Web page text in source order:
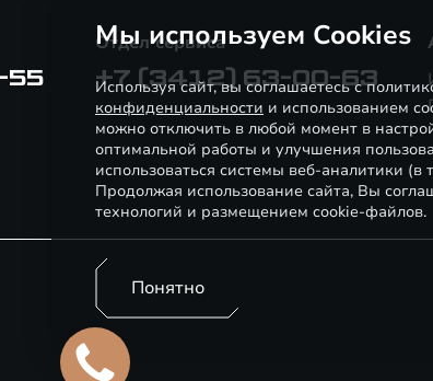
55
Отдел сервиса
+7 (3412) 63-00-63
Мы используем Cookies
Используя сайт, вы соглашаетесь с
конфиденциальности и использованием
можно отключить в любой момент в
оптимальной работы и улучшения
использоваться системы веб-аналитики
Продолжая использование сайта, Вы
технологий и размещением cookie-файлов.
Понятно